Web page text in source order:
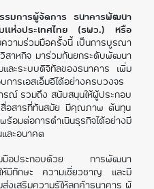
มการผู้จัดการ ธนาคารพัฒนา
แห่งประเทศไทย (ธพว.) หรือ
วามร่วมมือครั้งนี้ เป็นการบูรณา
สาหกิจ มาร่วมกันยกระดับพัฒนา
และระบบดิจิทัลของธนาคาร เพิ่ม
ารเอสเอ็มอีได้อย่างครบวงจร
รณ์ รวมถึง สนับสนุนให้ผู้ประกอบ
รสื่อสารที่ทันสมัย มีคุณภาพ ต้นทุน
อมต่อการดำเนินธุรกิจได้อย่างมี
ละอนาคต
วมมือประกอบด้วย การพัฒนา
ให้มีทักษะ ความเชี่ยวชาญ และมี
งเสริมความรู้ให้ลูกค้าธนาคาร ผู้